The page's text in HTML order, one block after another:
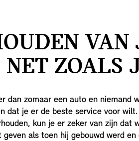
VAN
NET ZOALS
dan zomaar een auto en niemand
dat je er de beste service voor
kun je er zeker van zijn dat
geven als toen hij gebouwd werd